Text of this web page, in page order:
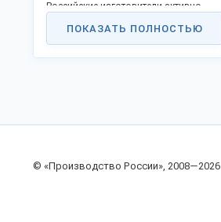
Российские изготовители активно
импортозамещения и модернизации,
ПОКАЗАТЬ ПОЛНОСТЬЮ
© «Производство России», 2008—2026